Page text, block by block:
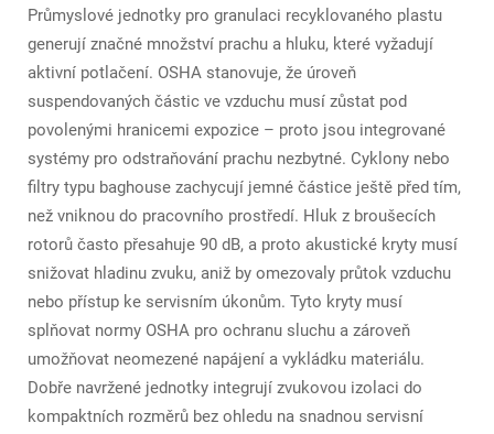
Průmyslové jednotky pro granulaci recyklovaného plastu
generují značné množství prachu a hluku, které vyžadují
aktivní potlačení. OSHA stanovuje, že úroveň
suspendovaných částic ve vzduchu musí zůstat pod
povolenými hranicemi expozice – proto jsou integrované
systémy pro odstraňování prachu nezbytné. Cyklony nebo
filtry typu baghouse zachycují jemné částice ještě před tím,
než vniknou do pracovního prostředí. Hluk z broušecích
rotorů často přesahuje 90 dB, a proto akustické kryty musí
snižovat hladinu zvuku, aniž by omezovaly průtok vzduchu
nebo přístup ke servisním úkonům. Tyto kryty musí
splňovat normy OSHA pro ochranu sluchu a zároveň
umožňovat neomezené napájení a vykládku materiálu.
Dobře navržené jednotky integrují zvukovou izolaci do
kompaktních rozměrů bez ohledu na snadnou servisní